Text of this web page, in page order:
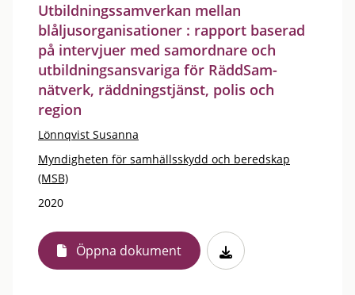
Utbildningssamverkan mellan
blåljusorganisationer : rapport baserad
på intervjuer med samordnare och
utbildningsansvariga för RäddSam-
nätverk, räddningstjänst, polis och
region
Lönnqvist Susanna
Myndigheten för samhällsskydd och beredskap
(MSB)
2020
Öppna dokument